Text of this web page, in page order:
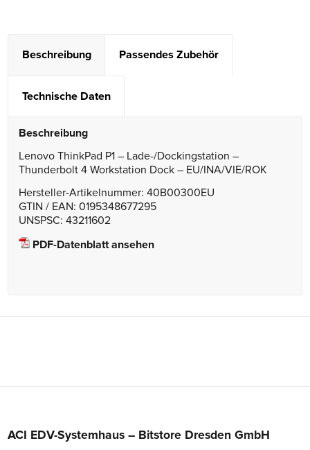
Beschreibung Passendes Zubehör
Technische Daten
Beschreibung
Lenovo ThinkPad P1 – Lade-/Dockingstation –
Thunderbolt 4 Workstation Dock – EU/INA/VIE/ROK
Hersteller-Artikelnummer: 40B00300EU
GTIN / EAN: 0195348677295
UNSPSC: 43211602
PDF-Datenblatt ansehen
ACI EDV-Systemhaus – Bitstore Dresden GmbH